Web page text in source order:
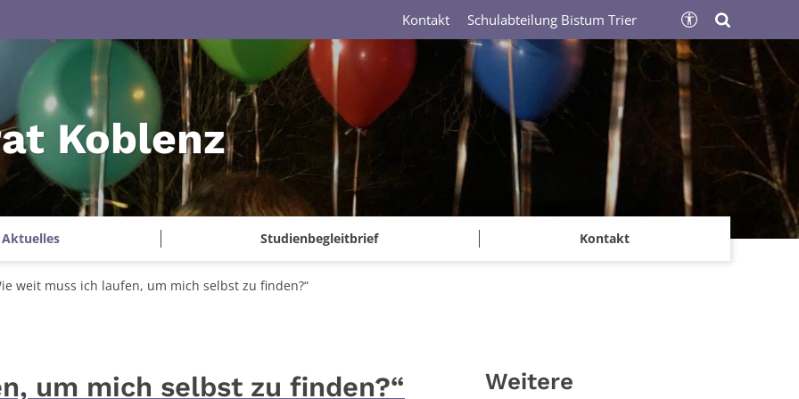
Koblenz
Aktuelles Studienbegleitbrief Kontakt
Kontakt Schulabteilung Bistum Trier
weit muss ich laufen, um mich selbst zu finden?“
um mich selbst zu finden?“
Weitere